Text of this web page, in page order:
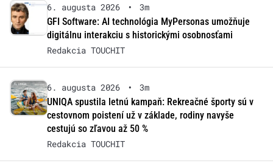
6. augusta 2026 •
3m
GFI Software: AI technológia MyPersonas umožňuje
digitálnu interakciu s historickými osobnosťami
Redakcia TOUCHIT
6. augusta 2026 •
3m
UNIQA spustila letnú kampaň: Rekreačné športy sú v
cestovnom poistení už v základe, rodiny navyše
cestujú so zľavou až 50 %
Redakcia TOUCHIT